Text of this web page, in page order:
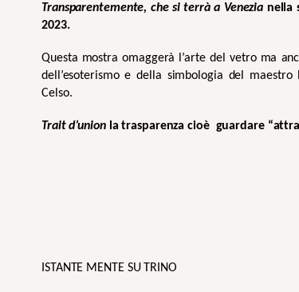
Transparentemente, che si terrà a Venezia nella
2023.
Questa mostra omaggerà l’arte del vetro ma
dell’esoterismo e della simbologia del
Celso.
Trait d’union la trasparenza cioè  guardare
ISTANTE MENTE SU TRINO